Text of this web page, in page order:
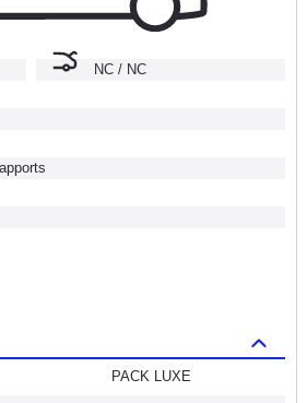
NC / NC
PACK LUXE